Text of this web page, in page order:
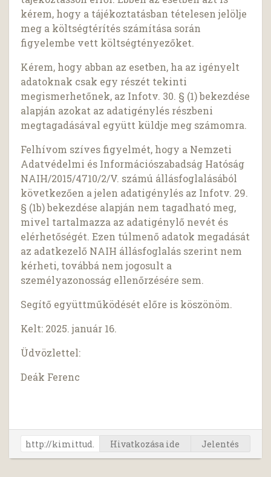
kérem, hogy a tájékoztatásban tételesen jelölje
meg a költségtérítés számítása során
figyelembe vett költségtényezőket.
Kérem, hogy abban az esetben, ha az igényelt
adatoknak csak egy részét tekinti
megismerhetőnek, az Infotv. 30. § (1) bekezdése
alapján azokat az adatigénylés részbeni
megtagadásával együtt küldje meg számomra.
Felhívom szíves figyelmét, hogy a Nemzeti
Adatvédelmi és Információszabadság Hatóság
NAIH/2015/4710/2/V. számú állásfoglalásából
következően a jelen adatigénylés az Infotv. 29.
§ (1b) bekezdése alapján nem tagadható meg,
mivel tartalmazza az adatigénylő nevét és
elérhetőségét. Ezen túlmenő adatok megadását
az adatkezelő NAIH állásfoglalás szerint nem
kérheti, továbbá nem jogosult a
személyazonosság ellenőrzésére sem.
Segítő együttműködését előre is köszönöm.
Kelt: 2025. január 16.
Üdvözlettel:
Deák Ferenc
Hivatkozása ide Jelentés